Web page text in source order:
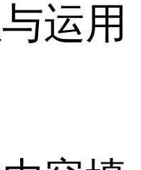
运用